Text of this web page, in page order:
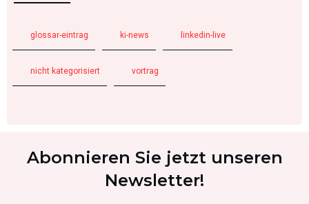
glossar-eintrag ki-news linkedin-live
nicht kategorisiert vortrag
Abonnieren Sie jetzt unseren
Newsletter!